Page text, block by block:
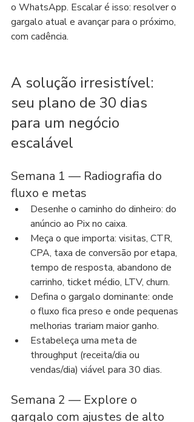
o WhatsApp. Escalar é isso: resolver o
gargalo atual e avançar para o próximo,
com cadência.
A solução irresistível:
seu plano de 30 dias
para um negócio
escalável
Semana 1 — Radiografia do
fluxo e metas
Desenhe o caminho do dinheiro: do
anúncio ao Pix no caixa.
Meça o que importa: visitas, CTR,
CPA, taxa de conversão por etapa,
tempo de resposta, abandono de
carrinho, ticket médio, LTV, churn.
Defina o gargalo dominante: onde
o fluxo fica preso e onde pequenas
melhorias trariam maior ganho.
Estabeleça uma meta de
throughput (receita/dia ou
vendas/dia) viável para 30 dias.
Semana 2 — Explore o
gargalo com ajustes de alto